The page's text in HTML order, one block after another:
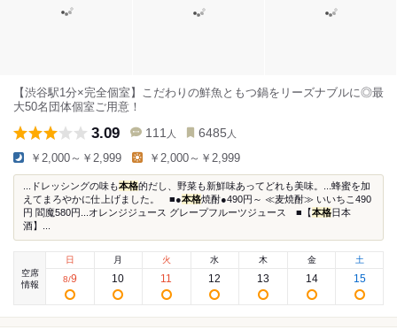
【渋谷駅1分×完全個室】こだわりの鮮魚ともつ鍋をリーズナブルに◎最
大50名団体個室ご用意！
3.09 111 人 6485 人
￥2,000～￥2,999 ￥2,000～￥2,999
...ドレッシングの味も本格的だし、野菜も新鮮味あってどれも美味。...蜂蜜を加
えてまろやかに仕上げました。 ■●本格焼酎●490円～ ≪麦焼酎≫ いいちこ490
円 閻魔580円...オレンジジュース グレープフルーツジュース ■【本格日本
酒】...
空席
情報
日
8/9
月
10
火
11
水
12
木
13
金
14
土
15